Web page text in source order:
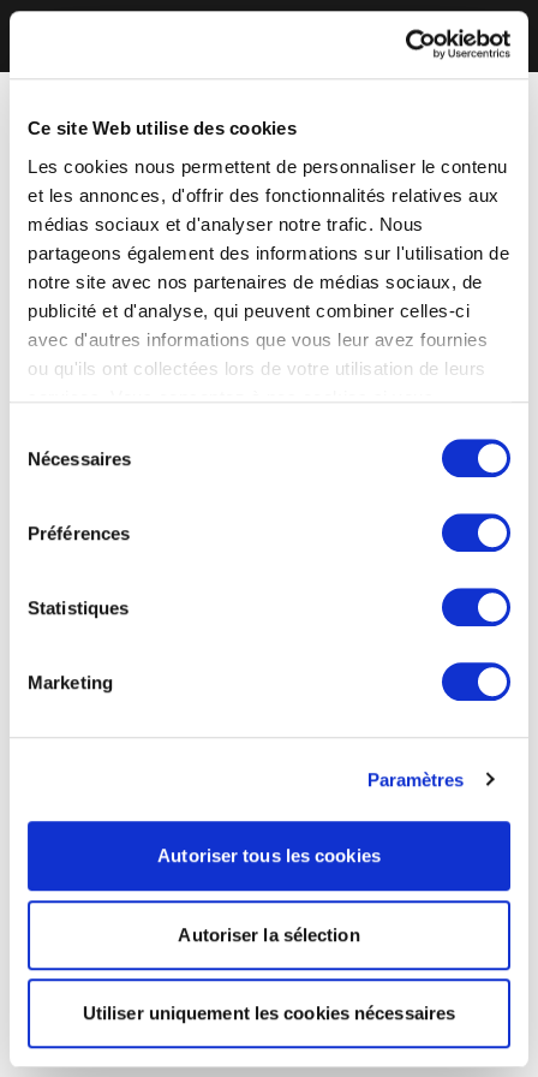
Ce site Web utilise des cookies
Les cookies nous permettent de personnaliser le contenu
et les annonces, d'offrir des fonctionnalités relatives aux
médias sociaux et d'analyser notre trafic. Nous
partageons également des informations sur l'utilisation de
notre site avec nos partenaires de médias sociaux, de
publicité et d'analyse, qui peuvent combiner celles-ci
avec d'autres informations que vous leur avez fournies
ou qu'ils ont collectées lors de votre utilisation de leurs
Nécessaires
Préférences
Statistiques
Marketing
Paramètres
Autoriser tous les cookies
Autoriser la sélection
Utiliser uniquement les cookies nécessaires